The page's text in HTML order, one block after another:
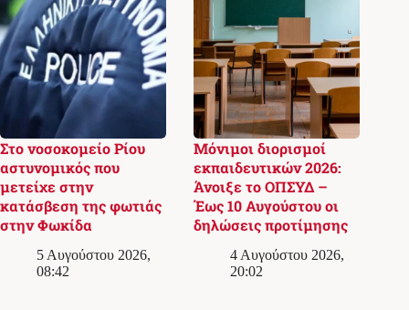
Στο νοσοκομείο Ρίου
αστυνομικός που
μετείχε στην
κατάσβεση της φωτιάς
στην Φωκίδα
5 Αυγούστου 2026,
08:42
Μόνιμοι διορισμοί
εκπαιδευτικών 2026:
Άνοιξε το ΟΠΣΥΔ –
Έως 10 Αυγούστου οι
δηλώσεις προτίμησης
4 Αυγούστου 2026,
20:02